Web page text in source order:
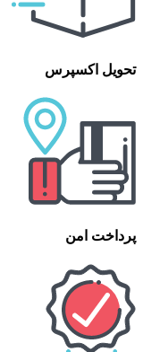
تحویل اکسپرس
پرداخت امن